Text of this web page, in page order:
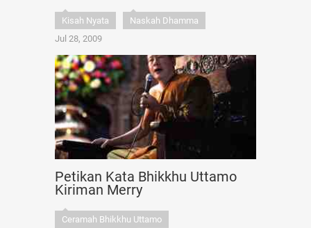
Kisah Nyata
Naskah Dhamma
Jul 28, 2009
Petikan Kata Bhikkhu Uttamo
Kiriman Merry
Ceramah Bhikkhu Uttamo